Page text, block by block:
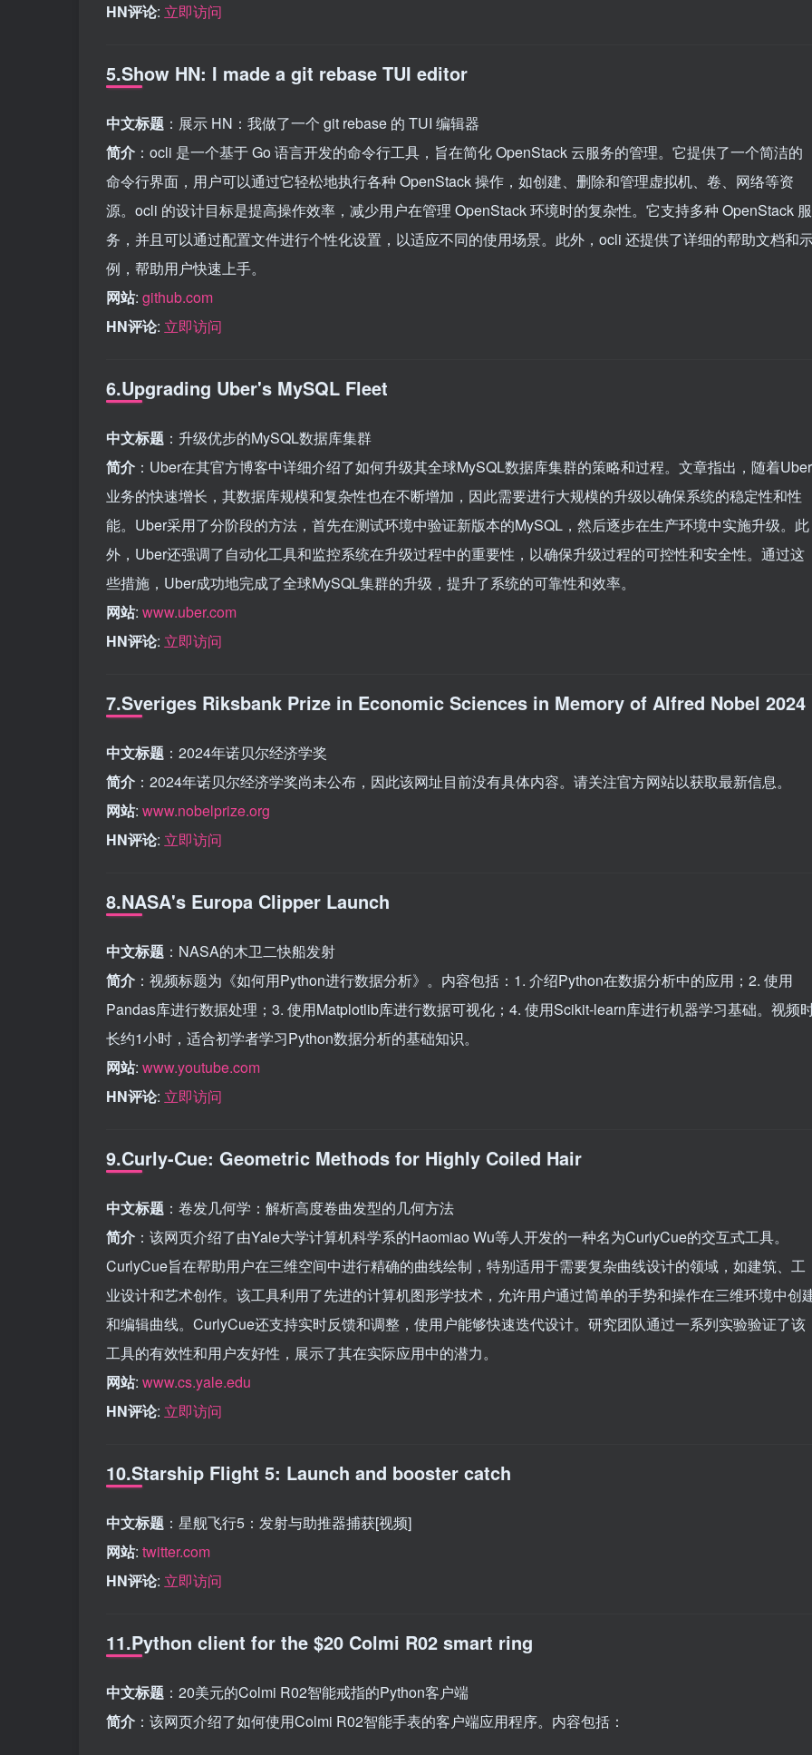
HN评论: 立即访问
5.Show HN: I made a git rebase TUI editor
中文标题 ：展示 HN：我做了一个 git rebase 的 TUI 编辑器
简介 ：ocli 是一个基于 Go 语言开发的命令行工具，旨在简化 OpenStack 云服务的管理。它提供了一个简洁的
命令行界面，用户可以通过它轻松地执行各种 OpenStack 操作，如创建、删除和管理虚拟机、卷、网络等资
源。ocli 的设计目标是提高操作效率，减少用户在管理 OpenStack 环境时的复杂性。它支持多种 OpenStack 服
务，并且可以通过配置文件进行个性化设置，以适应不同的使用场景。此外，ocli 还提供了详细的帮助文档和
例，帮助用户快速上手。
网站: github.com
HN评论: 立即访问
6.Upgrading Uber's MySQL Fleet
中文标题 ：升级优步的MySQL数据库集群
简介 ：Uber在其官方博客中详细介绍了如何升级其全球MySQL数据库集群的策略和过程。文章指出，随着Uber
业务的快速增长，其数据库规模和复杂性也在不断增加，因此需要进行大规模的升级以确保系统的稳定性和性
能。Uber采用了分阶段的方法，首先在测试环境中验证新版本的MySQL，然后逐步在生产环境中实施升级。此
外，Uber还强调了自动化工具和监控系统在升级过程中的重要性，以确保升级过程的可控性和安全性。通过这
些措施，Uber成功地完成了全球MySQL集群的升级，提升了系统的可靠性和效率。
网站: www.uber.com
HN评论: 立即访问
7.Sveriges Riksbank Prize in Economic Sciences in Memory of Alfred Nobel 2024
中文标题 ：2024年诺贝尔经济学奖
简介 ：2024年诺贝尔经济学奖尚未公布，因此该网址目前没有具体内容。请关注官方网站以获取最新信息。
网站: www.nobelprize.org
HN评论: 立即访问
8.NASA's Europa Clipper Launch
中文标题 ：NASA的木卫二快船发射
简介 ：视频标题为《如何用Python进行数据分析》。内容包括：1. 介绍Python在数据分析中的应用；2. 使用
Pandas库进行数据处理；3. 使用Matplotlib库进行数据可视化；4. 使用Scikit-learn库进行机器学习基础。视频
长约1小时，适合初学者学习Python数据分析的基础知识。
网站: www.youtube.com
HN评论: 立即访问
9.Curly-Cue: Geometric Methods for Highly Coiled Hair
中文标题 ：卷发几何学：解析高度卷曲发型的几何方法
简介 ：该网页介绍了由Yale大学计算机科学系的Haomiao Wu等人开发的一种名为CurlyCue的交互式工具。
CurlyCue旨在帮助用户在三维空间中进行精确的曲线绘制，特别适用于需要复杂曲线设计的领域，如建筑、工
业设计和艺术创作。该工具利用了先进的计算机图形学技术，允许用户通过简单的手势和操作在三维环境中创
和编辑曲线。CurlyCue还支持实时反馈和调整，使用户能够快速迭代设计。研究团队通过一系列实验验证了该
工具的有效性和用户友好性，展示了其在实际应用中的潜力。
网站: www.cs.yale.edu
HN评论: 立即访问
10.Starship Flight 5: Launch and booster catch
中文标题 ：星舰飞行5：发射与助推器捕获[视频]
网站: twitter.com
HN评论: 立即访问
11.Python client for the $20 Colmi R02 smart ring
中文标题 ：20美元的Colmi R02智能戒指的Python客户端
简介 ：该网页介绍了如何使用Colmi R02智能手表的客户端应用程序。内容包括：